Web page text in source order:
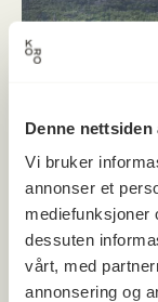
Denne
Vi bruker
annonser et
mediefunksjoner
dessuten
vårt, med
annonsering og